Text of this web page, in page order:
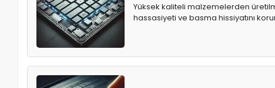
Yüksek kaliteli malzemelerden
hassasiyeti ve basma hissiyatını